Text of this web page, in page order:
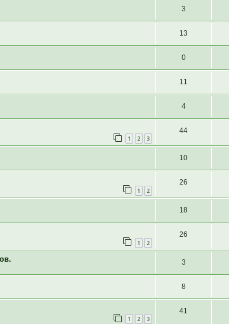
3
13
0
11
4
1 2 3
44
10
1 2
26
18
1 2
26
3
8
1 2 3
41